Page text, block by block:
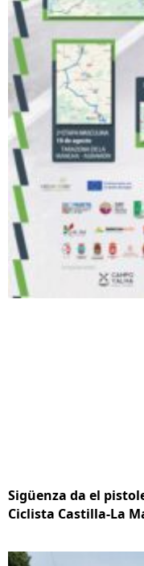
Sigüenza da el
Ciclista Castilla-La